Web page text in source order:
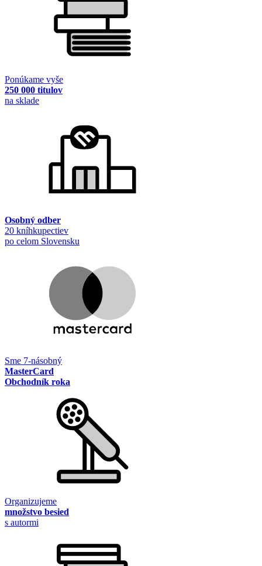
Ponúkame vyše
250 000 titulov
na sklade
Osobný odber
20 kníhkupectiev
po celom Slovensku
Sme 7-násobný
MasterCard
Obchodník roka
Organizujeme
množstvo besied
s autormi